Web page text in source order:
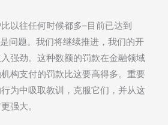
以往任何时候都多–目前已达到
问题。我们将继续推进，我们的开
强劲。这种数额的罚款在金融领域
构支付的罚款比这要高得多。重要
为中吸取教训，克服它们，并从这
强大。